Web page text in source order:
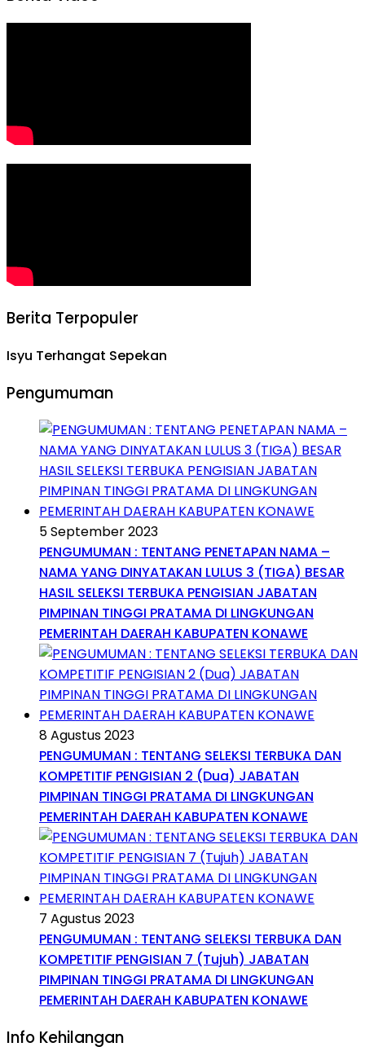
Berita Terpopuler
Isyu Terhangat Sepekan
Pengumuman
5 September 2023
PENGUMUMAN : TENTANG PENETAPAN NAMA –
NAMA YANG DINYATAKAN LULUS 3 (TIGA) BESAR
HASIL SELEKSI TERBUKA PENGISIAN JABATAN
PIMPINAN TINGGI PRATAMA DI LINGKUNGAN
PEMERINTAH DAERAH KABUPATEN KONAWE
8 Agustus 2023
PENGUMUMAN : TENTANG SELEKSI TERBUKA DAN
KOMPETITIF PENGISIAN 2 (Dua) JABATAN
PIMPINAN TINGGI PRATAMA DI LINGKUNGAN
PEMERINTAH DAERAH KABUPATEN KONAWE
7 Agustus 2023
PENGUMUMAN : TENTANG SELEKSI TERBUKA DAN
KOMPETITIF PENGISIAN 7 (Tujuh) JABATAN
PIMPINAN TINGGI PRATAMA DI LINGKUNGAN
PEMERINTAH DAERAH KABUPATEN KONAWE
Info Kehilangan